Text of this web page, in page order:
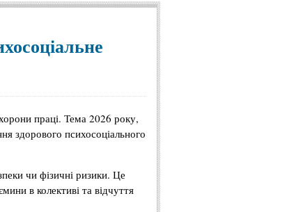
праці. Тема 2026 року,
здорового психосоціального
чи фізичні ризики. Це
в колективі та відчуття